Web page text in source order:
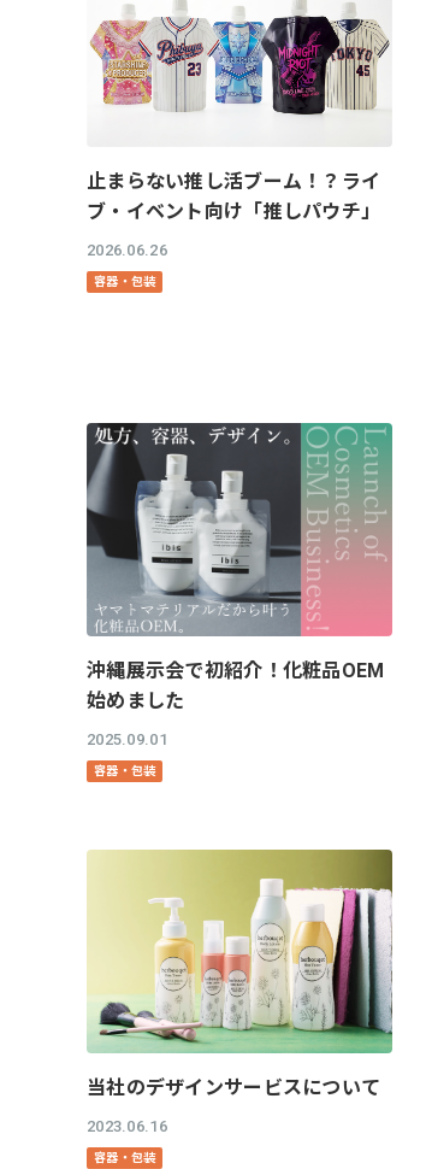
止まらない推し活ブーム！？ライ
ブ・イベント向け「推しパウチ」
2026.06.26
容器・包装
沖縄展示会で初紹介！化粧品OEM
始めました
2025.09.01
容器・包装
当社のデザインサービスについて
2023.06.16
容器・包装